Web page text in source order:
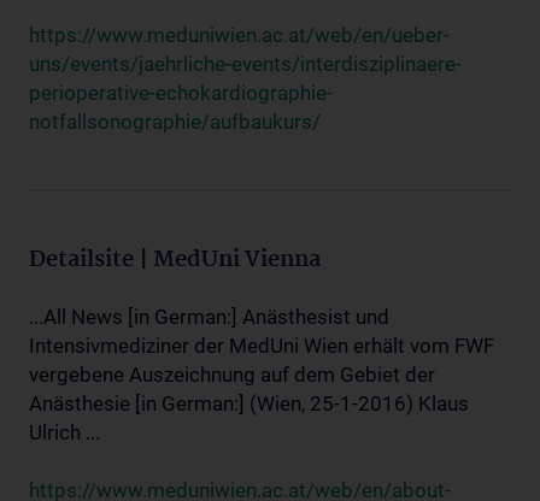
https://www.meduniwien.ac.at/web/en/ueber-
uns/events/jaehrliche-events/interdisziplinaere-
perioperative-echokardiographie-
notfallsonographie/aufbaukurs/
Detailsite | MedUni Vienna
...All News [in German:] Anästhesist und
Intensivmediziner der MedUni Wien erhält vom FWF
vergebene Auszeichnung auf dem Gebiet der
Anästhesie [in German:] (Wien, 25-1-2016) Klaus
Ulrich ...
https://www.meduniwien.ac.at/web/en/about-